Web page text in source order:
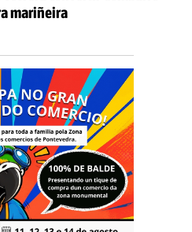
mariñeira